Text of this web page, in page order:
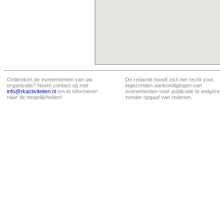
Ontbreken de evenementen van uw
organisatie? Neem contact op met
info@rkactiviteiten.nl om te informeren
naar de mogelijkheden!
De redactie houdt zich het recht voor
ingezonden aankondigingen van
evenementen voor publicatie te
zonder opgaaf van redenen.